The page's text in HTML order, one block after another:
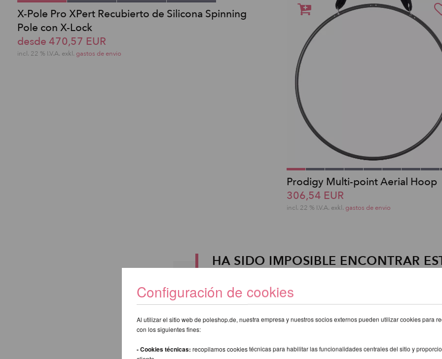
X-Pole Pro XPert Recubierto de Silicona Spinning
Pole con X-Lock
desde 470,57 EUR
incl. 22 % I.V.A. exkl. gastos de envio
Prodigy Multi-point Aerial Hoop
306,54 EUR
incl. 22 % I.V.A. exkl. gastos de envio
HA SIDO IMPOSIBLE ENCONTRAR
Buscar:
Atrás
Configuración de cookies
Al utilizar el sitio web de poleshop.de, nuestra empresa y nuestros socios externos pueden utilizar cookies para
con los siguientes fines:
- Cookies técnicas: recopilamos cookies técnicas para habilitar las funcionalidades centrales del sitio y